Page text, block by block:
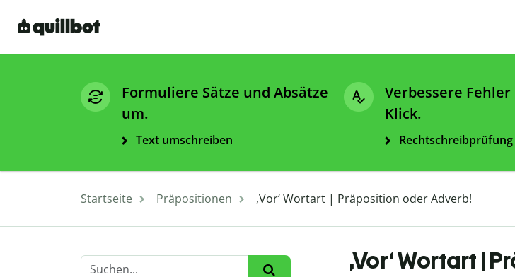
Formuliere Sätze und Absätze
um.
Text umschreiben
Verbessere
Klick.
Rechtschreibprüfung
Startseite Präpositionen ‚Vor‘ Wortart | Präposition oder Adverb!
‚Vor‘ Wortart |